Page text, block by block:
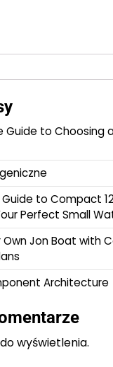
Guide to Choosing
to Compact
Perfect Small
Own Jon Boat with
Architecture
wyświetlenia.